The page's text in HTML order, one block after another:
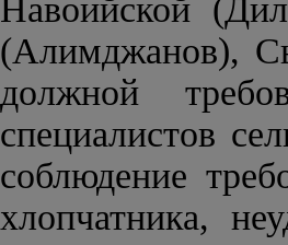
Навоийской
(Алимджанов),
должной
специалистов
соблюдение
хлопчатника,